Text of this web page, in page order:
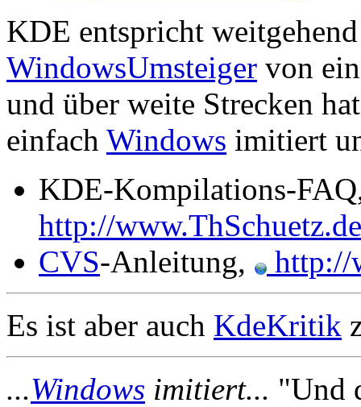
KDE entspricht
WindowsUmsteiger von
und über weite Strecken
einfach Windows imitiert
KDE-Kompilations-
http://
CVS-Anleitung,
http://
Es ist aber auch KdeKritik
...Windows imitiert... "Und